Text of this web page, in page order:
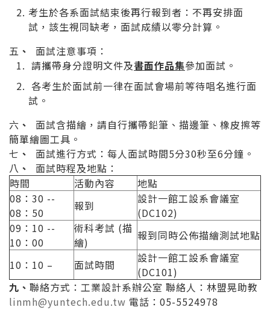
考生於各系面試結束後再行報到者：不再安排面
試，該生視同缺考，面試成績以零分計算。
五 、
面試注意事項：
請攜帶身分證明文件及書面作品集參加面試。
各考生於面試前一律在面試會場前等待唱名進行面
試。
六 、
面試含描繪，請自行攜帶鉛筆、描邊筆、橡皮擦等
簡單繪圖工具。
七 、
面試進行方式：每人面試時間5分30秒至6分鐘。
八 、
面試時程及地點：
時間
活動內容
地點
08：30 --
08：50
報到
設計一館工設系會議室
(DC102)
09：10 --
10：00
術科考試 (描
繪)
報到同時公佈描繪測試地點
10：10 – 面試時間
設計一館工設系會議室
(DC101)
九、 聯絡方式：工業設計系辦公室 聯絡人：林盟晃助教
linmh@yuntech.edu.tw 電話：05-5524978